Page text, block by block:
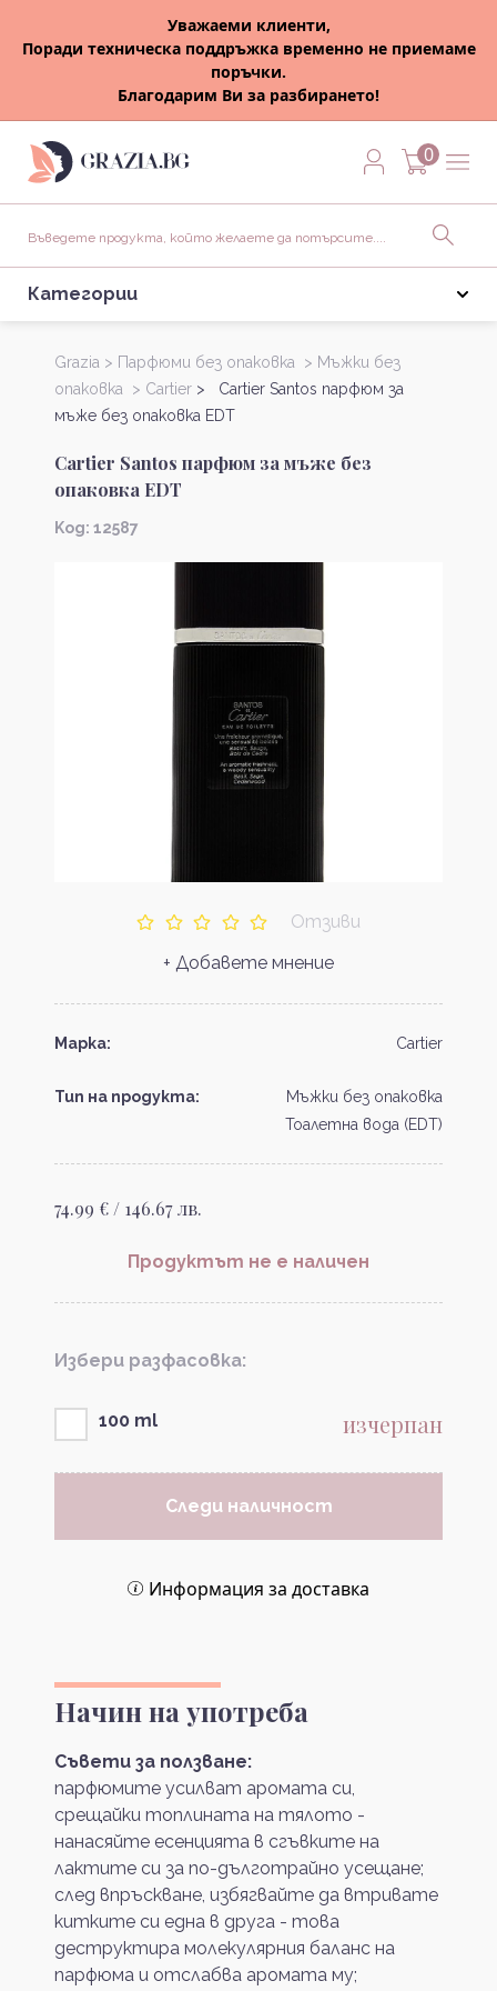
Уважаеми клиенти,
Поради техническа поддръжка временно не приемаме
поръчки.
Благодарим Ви за разбирането!
0
Категории
Grazia > Парфюми без опаковка > Мъжки без
опаковка > Cartier > Cartier Santos парфюм за
мъже без опаковка EDT
Cartier Santos парфюм за мъже без
опаковка EDT
Kод: 12587
Отзиви
+ Добавете мнение
Марка: Cartier
Тип на продукта:
Мъжки без опаковка
Тоалетна вода (EDT)
74.99 € / 146.67 лв.
Продуктът не е наличен
Избери разфасовка:
100 ml изчерпан
Следи наличност
Информация за доставка
Начин на употреба
Съвети за ползване:
парфюмите усилват аромата си,
срещайки топлината на тялото -
нанасяйте есенцията в сгъвките на
лактите си за по-дълготрайно усещане;
след впръскване, избягвайте да втривате
китките си една в друга - това
деструктира молекулярния баланс на
парфюма и отслабва аромата му;